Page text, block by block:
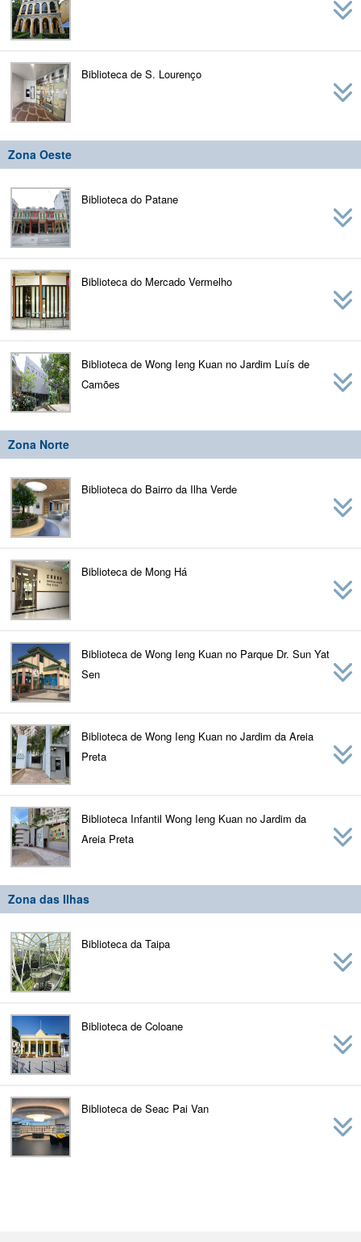
Biblioteca de S. Lourenço
Zona Oeste
Biblioteca do Patane
Biblioteca do Mercado Vermelho
Biblioteca de Wong Ieng Kuan no Jardim Luís de
Camões
Zona Norte
Biblioteca do Bairro da Ilha Verde
Biblioteca de Mong Há
Biblioteca de Wong Ieng Kuan no Parque Dr. Sun Yat
Sen
Biblioteca de Wong Ieng Kuan no Jardim da Areia
Preta
Biblioteca Infantil Wong Ieng Kuan no Jardim da
Areia Preta
Zona das Ilhas
Biblioteca da Taipa
Biblioteca de Coloane
Biblioteca de Seac Pai Van